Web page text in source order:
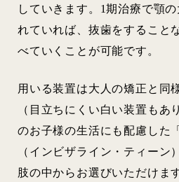
していきます。1期治療で顎
れていれば、抜歯をすること
べていくことが可能です。
用いる装置は大人の矯正と同
（目立ちにくい白い装置もあ
のお子様の生活にも配慮した
（インビザライン・ティーン
肢の中からお選びいただけま